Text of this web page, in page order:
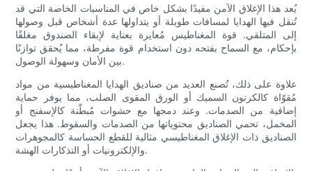
يُعد هذا الإغلاق الآمن مفيدًا بشكل خاص في المناسبات الخاصة التي قد
تُنقل فيها الهدايا لمسافات طويلة أو يتداولها عدة أشخاص قبل وصولها
إلى المتلقي. قوة المغناطيس مُعايرة بعناية لإبقاء الصندوق مغلقًا
بإحكام، مع السماح بفتحه دون استخدام قوة مفرطة، مما يُحقق توازنًا
بين الأمان وسهولة الوصول.
علاوة على ذلك، تُصنع العديد من صناديق الهدايا المغناطيسية من مواد
مُقوّاة كالكرتون السميك أو الورق المقوى الصلب، مما يوفر حماية
إضافية من الصدمات. وعند دمجها مع حشوات مُبطّنة كالإسفنج أو
المخمل، تحمي الصناديق محتوياتها من الصدمات والسقوط. هذا يجعل
الصناديق ذات الإغلاق المغناطيسي مثالية للقطع الحساسة كالمجوهرات
والإلكترونيات أو التذكارات الهشة.